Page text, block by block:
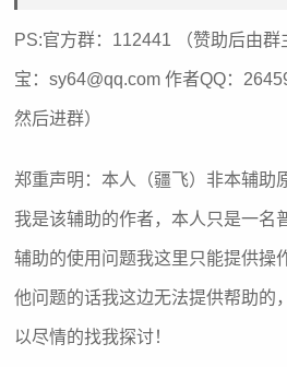
PS:官方群：112441 （赞助后由
宝：sy64@qq.com 作者QQ：
然后进群）
郑重声明：本人（疆飞）非本辅助
我是该辅助的作者，本人只是一名
辅助的使用问题我这里只能提供操
他问题的话我这边无法提供帮助的
以尽情的找我探讨！